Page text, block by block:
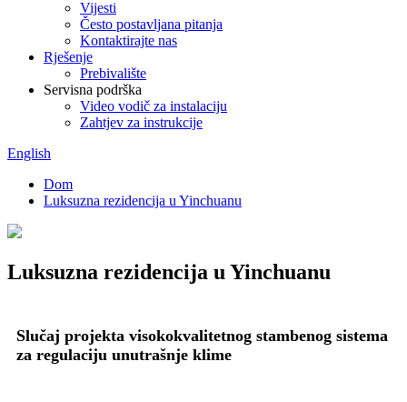
Vijesti
Često postavljana pitanja
Kontaktirajte nas
Rješenje
Prebivalište
Servisna podrška
Video vodič za instalaciju
Zahtjev za instrukcije
English
Dom
Luksuzna rezidencija u Yinchuanu
Luksuzna rezidencija u Yinchuanu
Slučaj projekta visokokvalitetnog stambenog sistema
za regulaciju unutrašnje klime